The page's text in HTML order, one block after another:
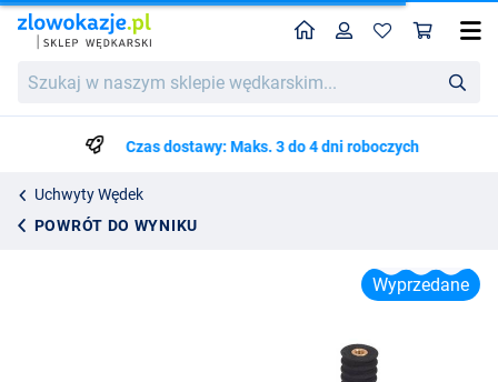
w
wędkarskim...
HomeProfil
Czas dostawy: Maks. 3 do 4 dni roboczych
Uchwyty Wędek
POWRÓT DO WYNIKU
Rive Support Arm D36 (200mm)
127.99
111.29
Wyprzedane